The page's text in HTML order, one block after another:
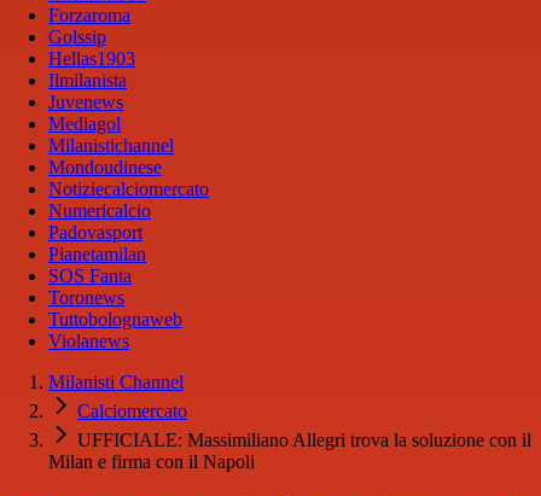
Forzaroma
Golssip
Hellas1903
Ilmilanista
Juvenews
Mediagol
Milanistichannel
Mondoudinese
Notiziecalciomercato
Numericalcio
Padovasport
Pianetamilan
SOS Fanta
Toronews
Tuttobolognaweb
Violanews
Milanisti Channel
Calciomercato
UFFICIALE: Massimiliano Allegri trova la soluzione con il
Milan e firma con il Napoli